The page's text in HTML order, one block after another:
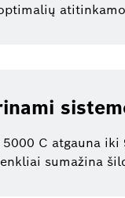
5000 C atgauna
sumažina